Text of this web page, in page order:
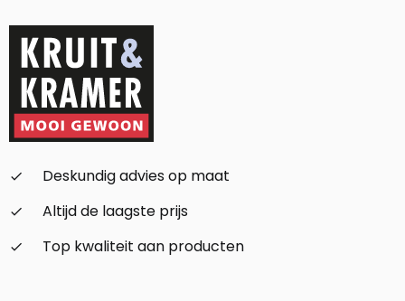
check_small
Deskundig advies op maat
check_small
Altijd de laagste prijs
check_small
Top kwaliteit aan producten